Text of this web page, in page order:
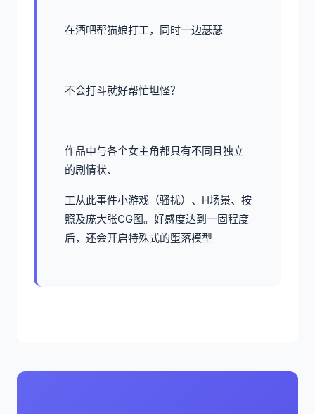
在酒吧帮猫娘打工，同时一边瑟瑟
不会打斗就好帮忙坦怪？
作品中与各个女主角都具有不同且独立
的剧情状、
工从此事件小游戏（骚扰）、H场景、按
照及庞大张CG图。好感度达到一固程度
后，还会开启特殊式的堕落模型